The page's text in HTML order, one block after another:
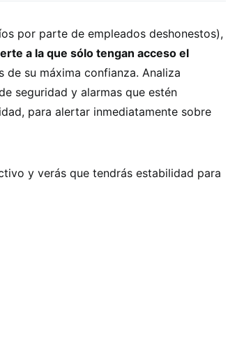
por parte de empleados deshonestos),
a la que sólo tengan acceso el
de su máxima confianza. Analiza
seguridad y alarmas que estén
para alertar inmediatamente sobre
y verás que tendrás estabilidad para